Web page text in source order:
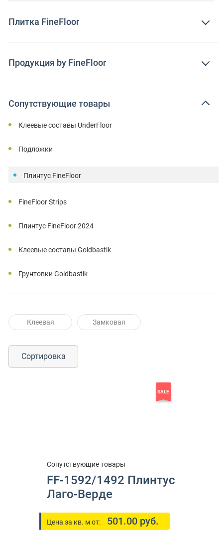
Плитка FineFloor
Продукция by FineFloor
Сопутствующие товары
Клеевые составы UnderFloor
Подложки
Плинтус FineFloor
FineFloor Strips
Плинтус FineFloor 2024
Клеевые составы Goldbastik
Грунтовки Goldbastik
Клеевая Замковая
Сортировка
SALE
Сопутствующие товары
FF-1592/1492 Плинтус
Лаго-Верде
Цена за кв. м от: 501.00 руб.